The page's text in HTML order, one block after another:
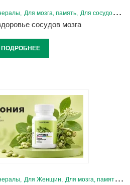
Для мозга, память Для сосудов и сердца
сосудов мозга
ПОДРОБНЕЕ
Для Женщин Для мозга, память